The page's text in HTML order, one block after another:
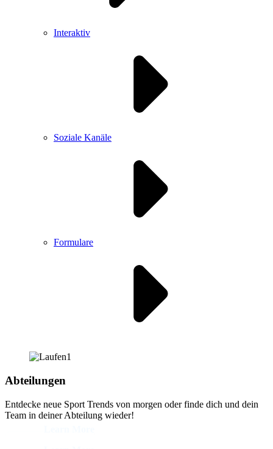
Interaktiv
Soziale Kanäle
Formulare
Abteilungen
Entdecke neue Sport Trends von morgen oder finde dich und dein
Team in deiner Abteilung wieder!